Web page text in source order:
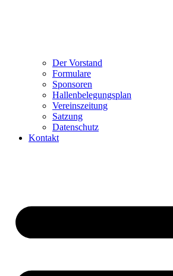
Der Vorstand
Formulare
Sponsoren
Hallenbelegungsplan
Vereinszeitung
Satzung
Datenschutz
Kontakt